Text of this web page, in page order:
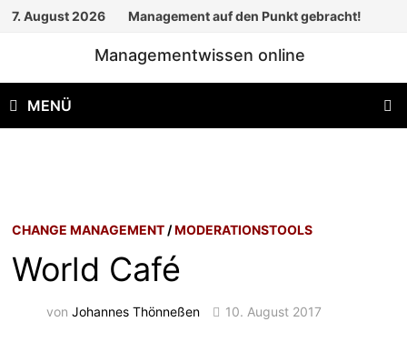
Zum
7. August 2026 Management auf den Punkt gebracht!
Managementwissen online
MENÜ
CHANGE MANAGEMENT /MODERATIONSTOOLS
World Café
vonJohannes Thönneßen 10. August 2017